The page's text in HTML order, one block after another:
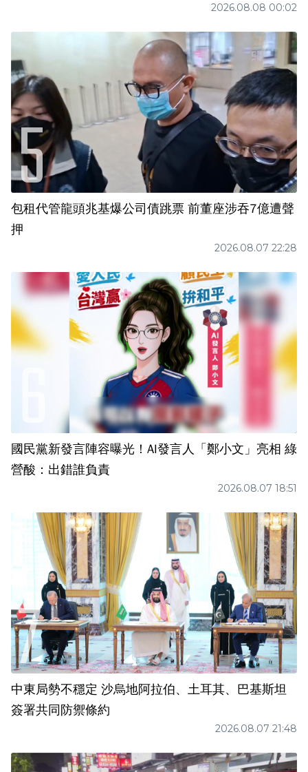
2026.08.08 00:02
包租代管龍頭兆基爆公司債跳票 前董座涉吞7億遭聲
押
2026.08.07 22:28
國民黨新發言陣容曝光！AI發言人「鄭小文」亮相 綠
營酸：出錯誰負責
2026.08.07 18:51
中東局勢不穩定 沙烏地阿拉伯、土耳其、巴基斯坦
簽署共同防禦條約
2026.08.07 21:48